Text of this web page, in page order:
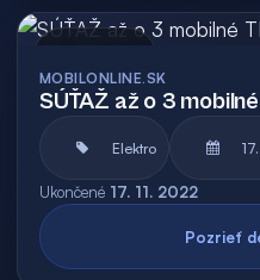
MOBILONLINE.SK
SÚŤAŽ až o 3
Elektro
Ukončené 17. 11. 2022
Pozrieť